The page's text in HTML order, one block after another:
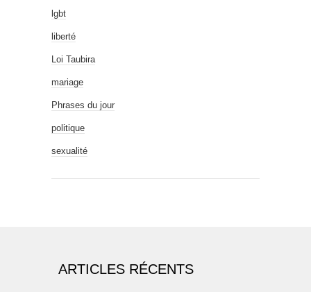
lgbt
liberté
Loi Taubira
mariage
Phrases du jour
politique
sexualité
ARTICLES RÉCENTS